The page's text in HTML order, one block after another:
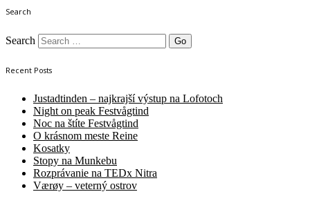
Search
Search
Recent Posts
Justadtinden – najkrajší výstup na Lofotoch
Night on peak Festvågtind
Noc na štíte Festvågtind
O krásnom meste Reine
Kosatky
Stopy na Munkebu
Rozprávanie na TEDx Nitra
Værøy – veterný ostrov